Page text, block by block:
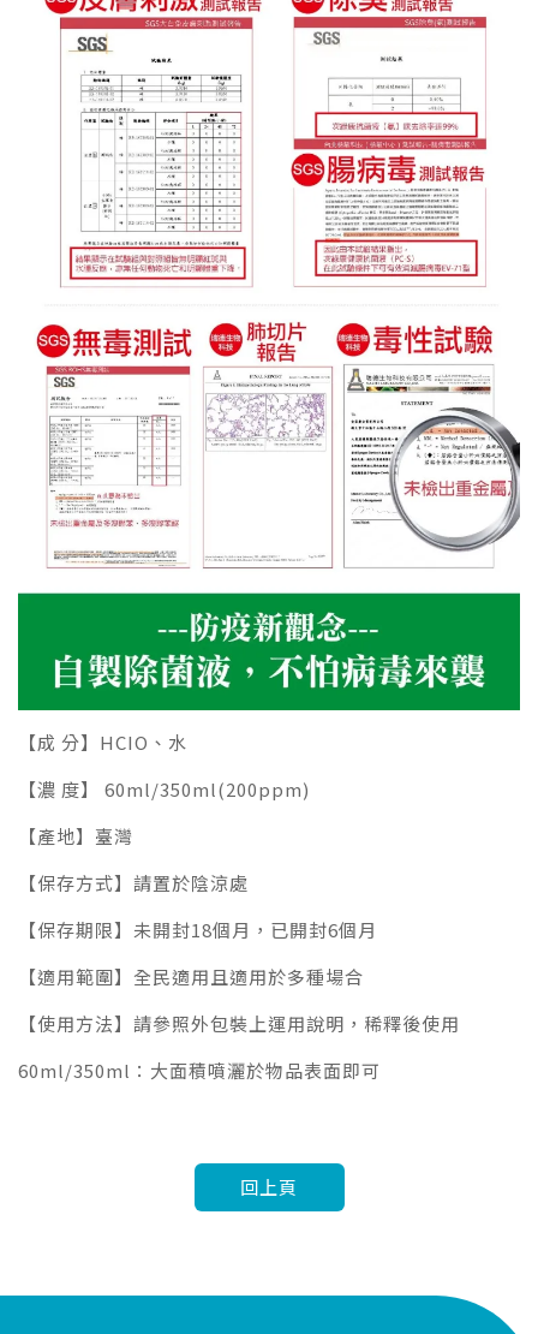
【成 分】HCIO、水
【濃 度】 60ml/350ml(200ppm)
【產地】臺灣
【保存方式】請置於陰涼處
【保存期限】未開封18個月，已開封6個月
【適用範圍】全民適用且適用於多種場合
【使用方法】請參照外包裝上運用說明，稀釋後使用
60ml/350ml：大面積噴灑於物品表面即可
回上頁